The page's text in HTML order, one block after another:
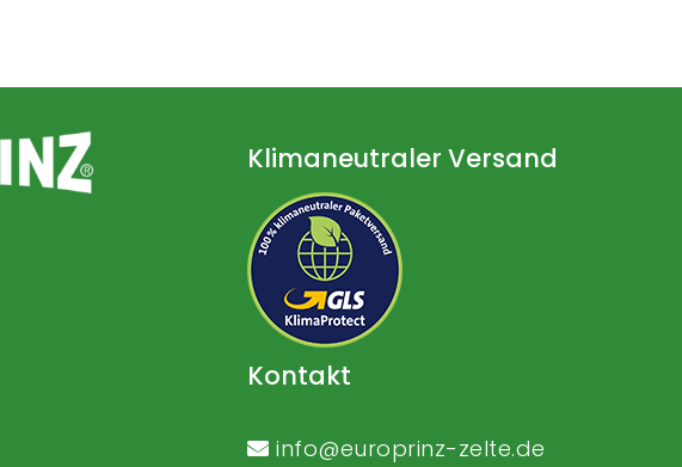
Klimaneutraler Versand
Kontakt
info@europrinz-zelte.de